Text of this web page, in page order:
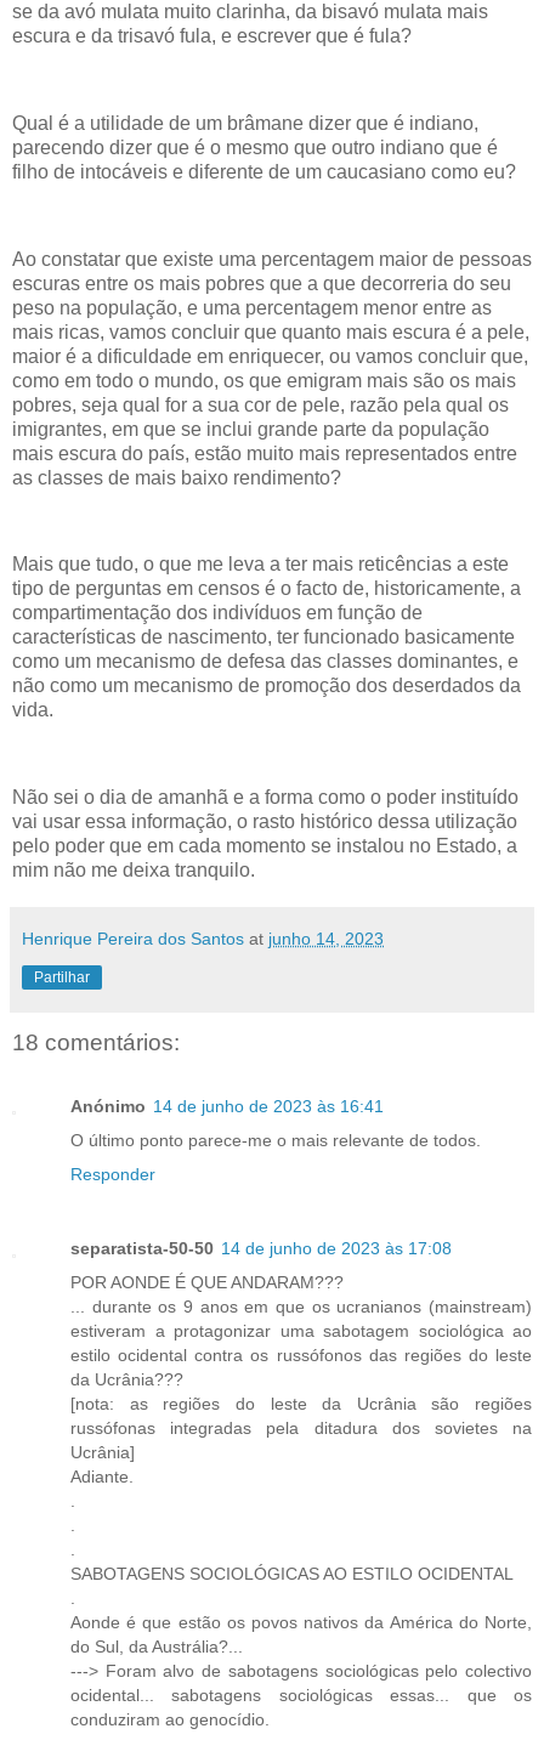
se da avó mulata muito clarinha, da bisavó mulata mais
escura e da trisavó fula, e escrever que é fula?
Qual é a utilidade de um brâmane dizer que é indiano,
parecendo dizer que é o mesmo que outro indiano que é
filho de intocáveis e diferente de um caucasiano como eu?
Ao constatar que existe uma percentagem maior de pessoas
escuras entre os mais pobres que a que decorreria do seu
peso na população, e uma percentagem menor entre as
mais ricas, vamos concluir que quanto mais escura é a pele,
maior é a dificuldade em enriquecer, ou vamos concluir que,
como em todo o mundo, os que emigram mais são os mais
pobres, seja qual for a sua cor de pele, razão pela qual os
imigrantes, em que se inclui grande parte da população
mais escura do país, estão muito mais representados entre
as classes de mais baixo rendimento?
Mais que tudo, o que me leva a ter mais reticências a este
tipo de perguntas em censos é o facto de, historicamente, a
compartimentação dos indivíduos em função de
características de nascimento, ter funcionado basicamente
como um mecanismo de defesa das classes dominantes, e
não como um mecanismo de promoção dos deserdados da
vida.
Não sei o dia de amanhã e a forma como o poder instituído
vai usar essa informação, o rasto histórico dessa utilização
pelo poder que em cada momento se instalou no Estado, a
mim não me deixa tranquilo.
Henrique Pereira dos Santos at junho 14, 2023
Partilhar
18 comentários:
Anónimo 14 de junho de 2023 às 16:41
O último ponto parece-me o mais relevante de todos.
Responder
separatista-50-50 14 de junho de 2023 às 17:08
POR AONDE É QUE ANDARAM???
... durante os 9 anos em que os ucranianos (mainstream)
estiveram a protagonizar uma sabotagem sociológica ao
estilo ocidental contra os russófonos das regiões do leste
da Ucrânia???
[nota: as regiões do leste da Ucrânia são regiões
russófonas integradas pela ditadura dos sovietes na
Ucrânia]
Adiante.
.
.
.
SABOTAGENS SOCIOLÓGICAS AO ESTILO OCIDENTAL
.
Aonde é que estão os povos nativos da América do Norte,
do Sul, da Austrália?...
---> Foram alvo de sabotagens sociológicas pelo colectivo
ocidental... sabotagens sociológicas essas... que os
conduziram ao genocídio.